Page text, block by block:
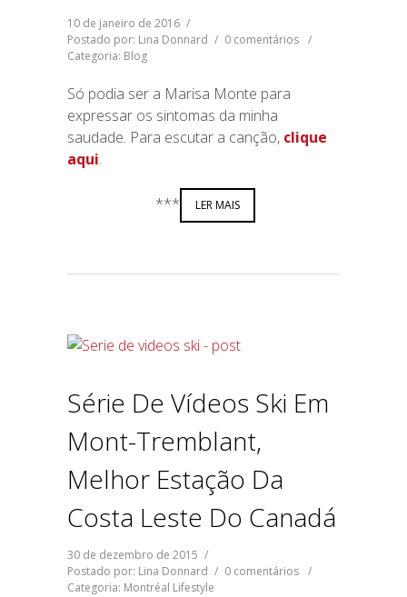
10 de janeiro de 2016 /
Postado por: Lina Donnard / 0 comentários /
Categoria: Blog
Só podia ser a Marisa Monte para
expressar os sintomas da minha
saudade. Para escutar a canção, clique
aqui.
*** LER MAIS
Série De Vídeos Ski Em
Mont-Tremblant,
Melhor Estação Da
Costa Leste Do Canadá
30 de dezembro de 2015 /
Postado por: Lina Donnard / 0 comentários /
Categoria: Montréal Lifestyle